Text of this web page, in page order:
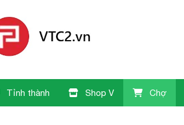
Tỉnh thành Shop V Chợ